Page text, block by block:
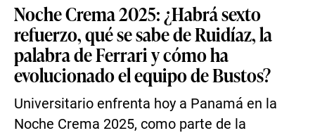
Noche Crema 2025: ¿Habrá sexto
refuerzo, qué se sabe de Ruidíaz, la
palabra de Ferrari y cómo ha
evolucionado el equipo de Bustos?
Universitario enfrenta hoy a Panamá en la
Noche Crema 2025, como parte de la